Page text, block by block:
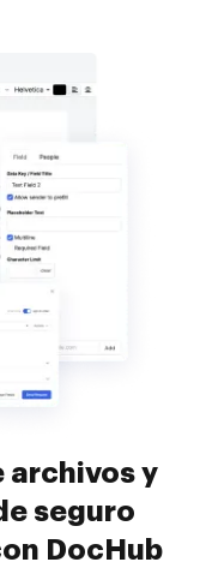
archivos y
seguro
DocHub